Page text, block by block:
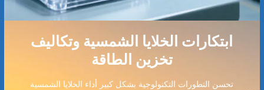
ابتكارات الخلايا الشمسية وتكاليف
تخزين الطاقة
تحسن التطورات التكنولوجية بشكل كبير أداء الخلايا الشمسية